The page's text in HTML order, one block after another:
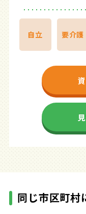
自立 要介護
同じ市区町村